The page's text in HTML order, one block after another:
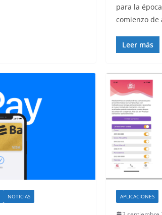
para la
comienzo de
Leer más
NOTICIAS APLICACIONES